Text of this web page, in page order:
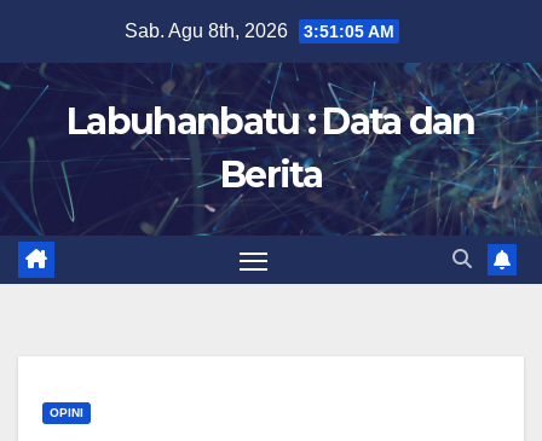
content
Sab. Agu 8th, 2026 3:51:06 AM
Labuhanbatu : Data dan
Berita
OPINI